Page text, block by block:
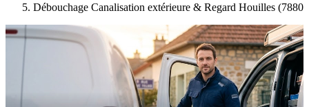
Débouchage Canalisation extérieure & Regard Houilles